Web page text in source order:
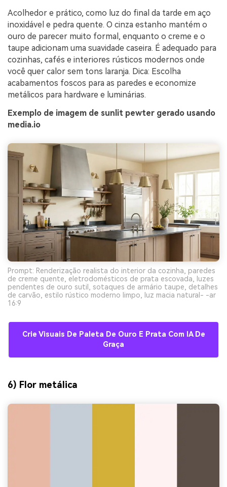
Acolhedor e prático, como luz do final da tarde em aço
inoxidável e pedra quente. O cinza estanho mantém o
ouro de parecer muito formal, enquanto o creme e o
taupe adicionam uma suavidade caseira. É adequado para
cozinhas, cafés e interiores rústicos modernos onde
você quer calor sem tons laranja. Dica: Escolha
acabamentos foscos para as paredes e economize
metálicos para hardware e luminárias.
Exemplo de imagem de sunlit pewter gerado usando
media.io
Prompt: Renderização realista do interior da cozinha, paredes
de creme quente, eletrodomésticos de prata escovada, luzes
pendentes de ouro sutil, sotaques de armário taupe, detalhes
de carvão, estilo rústico moderno limpo, luz macia natural- -ar
16:9
Crie Visuais De Paleta De Ouro E Prata Com IA De
Graça
6) Flor metálica